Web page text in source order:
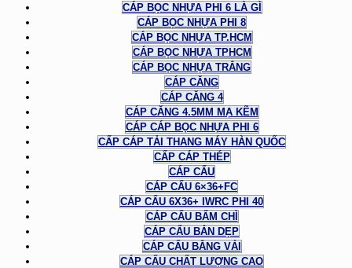
CÁP BỌC NHỰA PHI 6 LÀ GÌ
CÁP BỌC NHỰA PHI 8
CÁP BỌC NHỰA TP.HCM
CÁP BỌC NHỰA TPHCM
CÁP BỌC NHỰA TRẮNG
CÁP CĂNG
CÁP CĂNG 4
CÁP CĂNG 4.5MM MẠ KẼM
CÁP CÁP BỌC NHỰA PHI 6
CẤP CÁP TẢI THANG MÁY HÀN QUỐC
CẤP CÁP THÉP
CÁP CẨU
CÁP CẨU 6×36+FC
CÁP CẨU 6X36+ IWRC PHI 40
CÁP CẨU BẤM CHÌ
CÁP CẨU BẢN DẸP
CÁP CẨU BẰNG VẢI
CÁP CẨU CHẤT LƯỢNG CAO